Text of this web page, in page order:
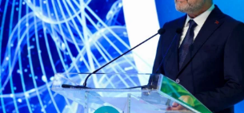
Üretici Birlikleri
Şeker ve Şekerli Mamüller
Tahıllar ve Baklagiller